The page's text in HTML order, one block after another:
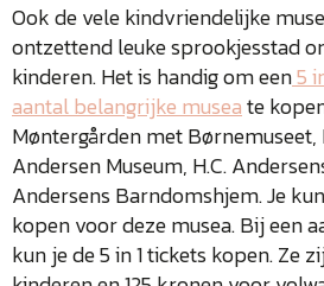
Ook de vele kindvriendelijke
ontzettend leuke sprookjesstad
kinderen. Het is handig om een5
aantal belangrijke museate
Møntergården met Børnemuseet,
Andersen Museum, H.C.
Andersens Barndomshjem. Je
kopen voor deze musea. Bij een
kun je de 5 in 1 tickets kopen. Ze